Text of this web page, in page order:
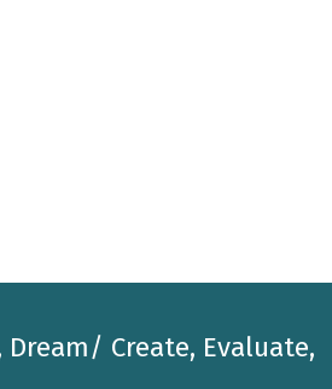
Create, Evaluate,